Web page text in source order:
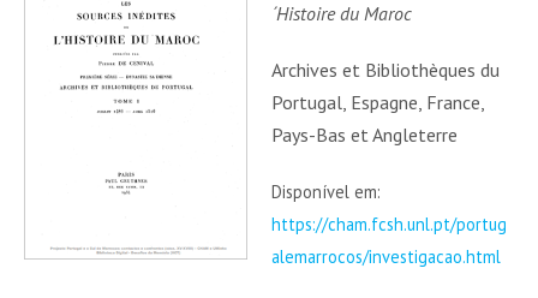
´Histoire du Maroc
Archives et Bibliothèques du
Portugal, Espagne, France,
Pays-Bas et Angleterre
Disponível em:
https://cham.fcsh.unl.pt/portug
alemarrocos/investigacao.html